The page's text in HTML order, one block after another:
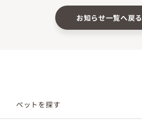
お知らせ一覧へ戻る
ペットを探す